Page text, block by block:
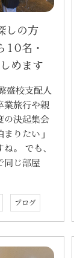
しの方
10名・
めます
盛校支配人
業旅行や親
の決起集会
りたい」
。 でも、
同じ部屋
ブログ